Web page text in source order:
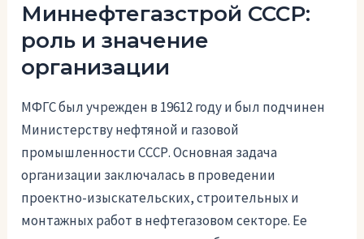
Миннефтегазстрой СССР:
роль и значение
организации
МФГС был учрежден в 19612 году и был подчинен
Министерству нефтяной и газовой
промышленности СССР. Основная задача
организации заключалась в проведении
проектно-изыскательских, строительных и
монтажных работ в нефтегазовом секторе. Ее